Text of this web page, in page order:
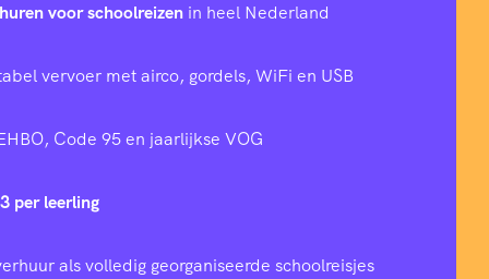
voor schoolreizen in heel Nederland
vervoer met airco, gordels, WiFi en USB
Code 95 en jaarlijkse VOG
per leerling
als volledig georganiseerde schoolreisjes